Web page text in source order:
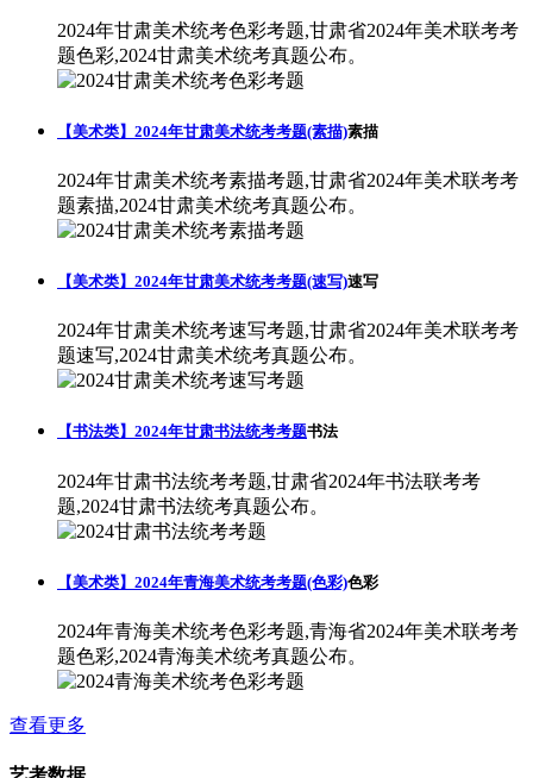
2024年甘肃美术统考色彩考题,甘肃省2024年美术联考考
题色彩,2024甘肃美术统考真题公布。
【美术类】2024年甘肃美术统考考题(素描)素描
2024年甘肃美术统考素描考题,甘肃省2024年美术联考考
题素描,2024甘肃美术统考真题公布。
【美术类】2024年甘肃美术统考考题(速写)速写
2024年甘肃美术统考速写考题,甘肃省2024年美术联考考
题速写,2024甘肃美术统考真题公布。
【书法类】2024年甘肃书法统考考题书法
2024年甘肃书法统考考题,甘肃省2024年书法联考考
题,2024甘肃书法统考真题公布。
【美术类】2024年青海美术统考考题(色彩)色彩
2024年青海美术统考色彩考题,青海省2024年美术联考考
题色彩,2024青海美术统考真题公布。
查看更多